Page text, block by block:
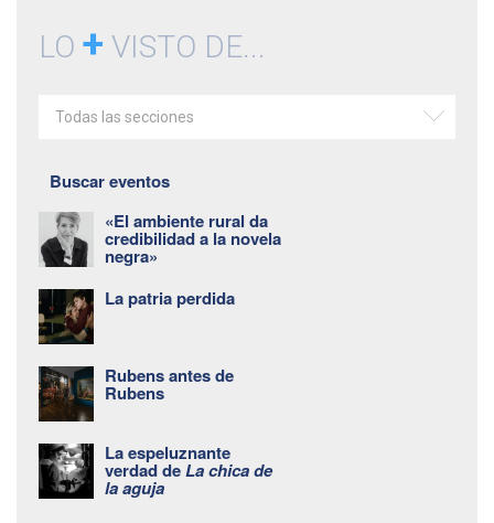
LO + VISTO DE...
Todas las secciones
Buscar eventos
«El ambiente rural da
credibilidad a la novela
negra»
La patria perdida
Rubens antes de
Rubens
La espeluznante
verdad deLa chica de
la aguja